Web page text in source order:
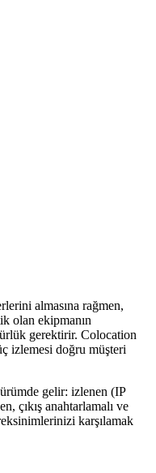
almasına rağmen,
olan ekipmanın
gerektirir. Colocation
izlemesi doğru müşteri
gelir: izlenen (IP
çıkış anahtarlamalı ve
karşılamak